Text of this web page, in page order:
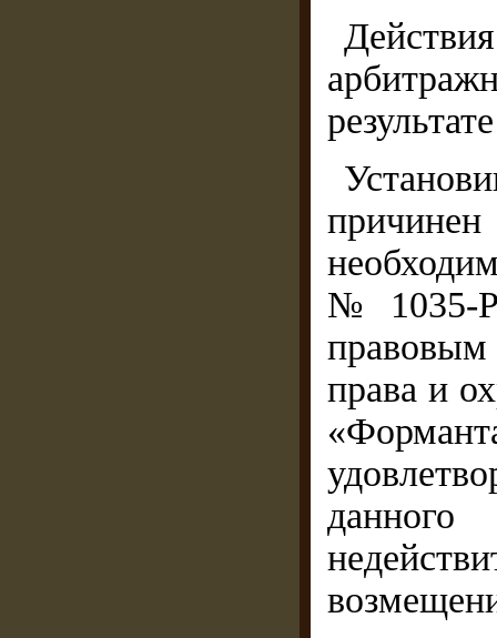
№ 1035-
правовым
права и